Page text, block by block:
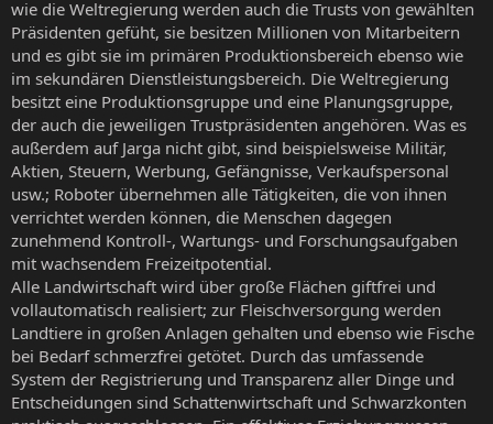
wie die Weltregierung werden auch die Trusts von gewählten
Präsidenten gefüht, sie besitzen Millionen von Mitarbeitern
und es gibt sie im primären Produktionsbereich ebenso wie
im sekundären Dienstleistungsbereich. Die Weltregierung
besitzt eine Produktionsgruppe und eine Planungsgruppe,
der auch die jeweiligen Trustpräsidenten angehören. Was es
außerdem auf Jarga nicht gibt, sind beispielsweise Militär,
Aktien, Steuern, Werbung, Gefängnisse, Verkaufspersonal
usw.; Roboter übernehmen alle Tätigkeiten, die von ihnen
verrichtet werden können, die Menschen dagegen
zunehmend Kontroll-, Wartungs- und Forschungsaufgaben
mit wachsendem Freizeitpotential.
Alle Landwirtschaft wird über große Flächen giftfrei und
vollautomatisch realisiert; zur Fleischversorgung werden
Landtiere in großen Anlagen gehalten und ebenso wie Fische
bei Bedarf schmerzfrei getötet. Durch das umfassende
System der Registrierung und Transparenz aller Dinge und
Entscheidungen sind Schattenwirtschaft und Schwarzkonten